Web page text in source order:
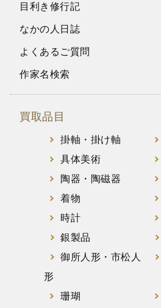
目利き修行記
なかの人日誌
よくあるご質問
作家名検索
買取品目
掛軸・掛け軸
具体美術
陶器・陶磁器
着物
時計
銀製品
御所人形・市松人
形
珊瑚